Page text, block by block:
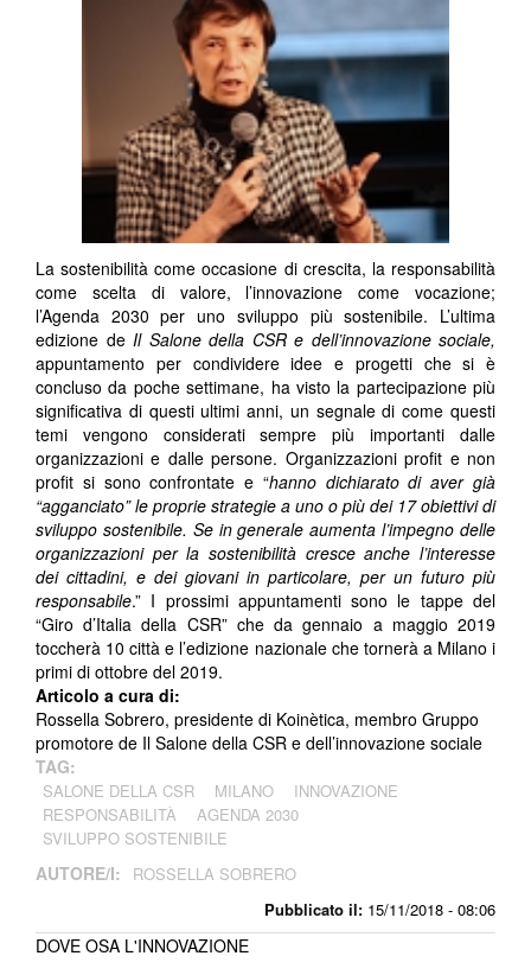
Pubblicato il: 15/11/2018 - 08:06
La sostenibilità come occasione di crescita, la responsabilità
come scelta di valore, l’innovazione come vocazione;
l’Agenda 2030 per uno sviluppo più sostenibile. L’ultima
edizione de Il Salone della CSR e dell’innovazione sociale,
appuntamento per condividere idee e progetti che si è
concluso da poche settimane, ha visto la partecipazione più
significativa di questi ultimi anni, un segnale di come questi
temi vengono considerati sempre più importanti dalle
organizzazioni e dalle persone. Organizzazioni profit e non
profit si sono confrontate e “hanno dichiarato di aver già
“agganciato” le proprie strategie a uno o più dei 17 obiettivi di
sviluppo sostenibile. Se in generale aumenta l’impegno delle
organizzazioni per la sostenibilità cresce anche l’interesse
dei cittadini, e dei giovani in particolare, per un futuro più
responsabile.” I prossimi appuntamenti sono le tappe del
“Giro d’Italia della CSR” che da gennaio a maggio 2019
toccherà 10 città e l’edizione nazionale che tornerà a Milano i
primi di ottobre del 2019.
Articolo a cura di:
Rossella Sobrero, presidente di Koinètica, membro Gruppo
promotore de Il Salone della CSR e dell’innovazione sociale
TAG:
SALONE DELLA CSR MILANO
INNOVAZIONE
RESPONSABILITÀ
AGENDA 2030
SVILUPPO SOSTENIBILE
AUTORE/I: ROSSELLA SOBRERO
DOVE OSA L'INNOVAZIONE